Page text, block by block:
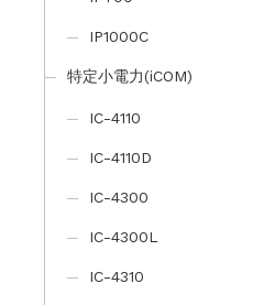
IP1000C
特定小電力(iCOM)
IC-4110
IC-4110D
IC-4300
IC-4300L
IC-4310